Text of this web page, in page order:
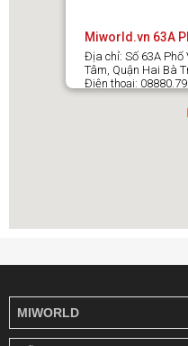
Miworld.vn 63A
Địa chỉ: Số 63A
Tâm, Quận Hai Bà
Điện thoại:
MIWORLD